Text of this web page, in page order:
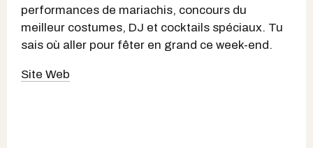
performances de mariachis, concours du
meilleur costumes, DJ et cocktails spéciaux. Tu
sais où aller pour fêter en grand ce week-end.
Site Web